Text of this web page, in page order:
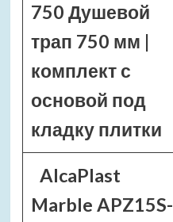
750 Душевой
трап 750 мм |
комплект с
основой под
кладку плитки
AlcaPlast
Marble APZ15S-